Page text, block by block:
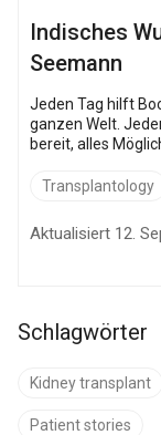
Indisches
Seemann
Jeden Tag hilft
ganzen Welt.
bereit, alles
erzählen, ein
See
voller Schmerzen
Transplantology
Aktualisiert 12.
Schlagwörter
Kidney transplant
Patient stories